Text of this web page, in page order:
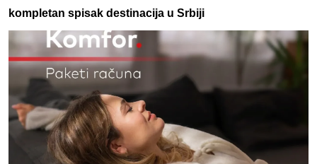
kompletan spisak destinacija u Srbiji